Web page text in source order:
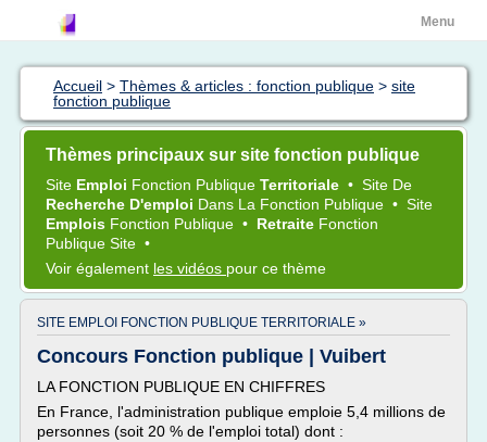
Menu
Accueil > Thèmes & articles : fonction publique > site
fonction publique
Thèmes principaux sur site fonction publique
Site Emploi Fonction Publique Territoriale • Site De
Recherche D'emploi Dans La Fonction Publique • Site
Emplois Fonction Publique • Retraite Fonction
Publique Site •
Voir également les vidéos pour ce thème
SITE EMPLOI FONCTION PUBLIQUE TERRITORIALE »
Concours Fonction publique | Vuibert
LA FONCTION PUBLIQUE EN CHIFFRES
En France, l'administration publique emploie 5,4 millions de
personnes (soit 20 % de l'emploi total) dont :